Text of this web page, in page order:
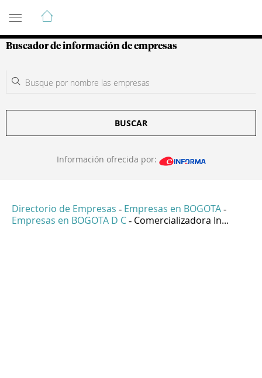
Guía de Empresas Colombianas
Buscador de información de empresas
BUSCAR
Información ofrecida por:
Directorio de Empresas - Empresas en BOGOTA -
Empresas en BOGOTA D C - Comercializadora In...